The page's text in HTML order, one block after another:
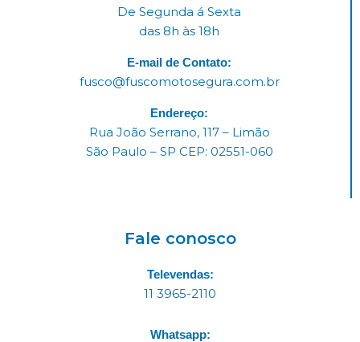
De Segunda á Sexta
das 8h às 18h
E-mail de Contato:
fusco@fuscomotosegura.com.br
Endereço:
Rua João Serrano, 117 – Limão
São Paulo – SP CEP: 02551-060
Fale conosco
Televendas:
11 3965-2110
Whatsapp: